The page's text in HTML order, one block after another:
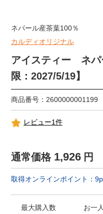
ネパール産茶葉100％
カルディオリジナル
アイスティー ネパ
限：2027/5/19】
商品番号：2600000001199
レビュー1件
通常価格 1,926 円
取得オンラインポイント： 9
最大購入数 お一